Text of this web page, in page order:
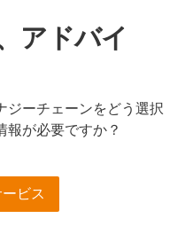
アドバイ
ジーチェーンをどう選択
報が必要ですか？
ビス